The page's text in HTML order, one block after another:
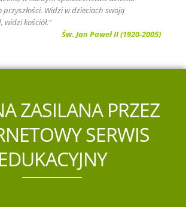
przyszłości. Widzi w dzieciach swoją
widzi kościół."
Św. Jan Paweł II (1920-2005)
ZASILANA PRZEZ
SERWIS
EDUKACYJNY